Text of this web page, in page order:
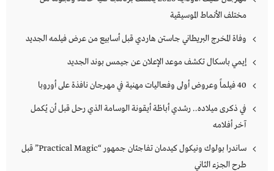
مختلف الأنماط الموسيقية
وفاة المخرج البريطاني جاستن هاردي قبل أسابيع من عرض فيلمه الجديد
إيمي باسكال تكشف موعد الإعلان عن جيمس بوند الجديد
40 فيلماً وعروض أولى وفعاليات مهنية في مهرجان نافذة على أوروبا
في ذكرى ميلاده.. رشدي أباظة أيقونة الوسامة الذي رحل قبل أن يُكمل
آخر أفلامه
ساندرا بولوك ونيكول كيدمان تفاجئان جمهور “Practical Magic” قبل
طرح الجزء الثاني